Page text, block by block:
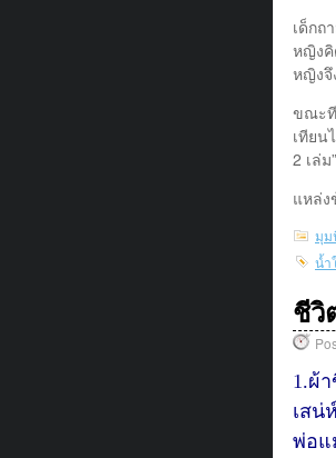
เด็กถ
หญิงคิ
หญิงจึ
ขณะที
เทียน
2 เล่
แหล่ง
มุม
น้ำ
ชีวิ
1.ผ้
เสน่
พ่อแ